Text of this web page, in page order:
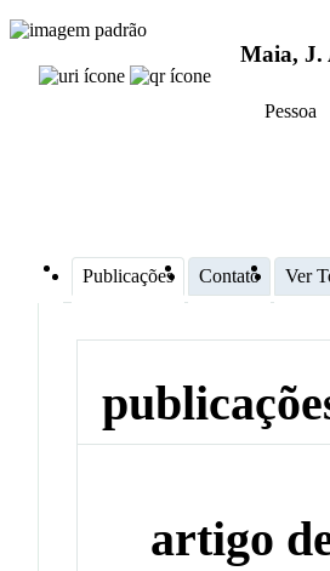
Maia, J.
Pessoa
Publicações Contato Ver
artigo